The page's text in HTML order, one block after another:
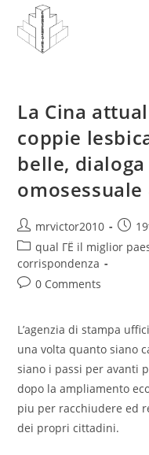
content
La Cina
coppie
belle,
omosessuale
Post
author:
mrvictor2010
Post
Post
category:
qual ГЁ il miglior
corrispondenza
Post0 Comments
L’agenzia di stampa
una volta quanto siano
siano i passi per avanti
dopo la ampliamento
piu per racchiudere ed
dei propri cittadini.